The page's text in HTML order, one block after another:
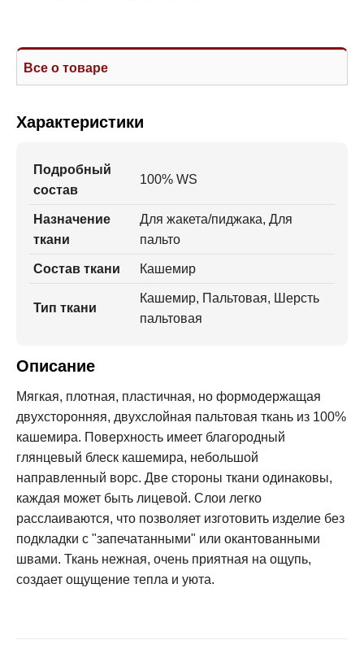
Все о товаре
Характеристики
Подробный
состав
100% WS
Назначение
ткани
Для жакета/пиджака, Для
пальто
Состав ткани Кашемир
Тип ткани
Кашемир, Пальтовая, Шерсть
пальтовая
Описание
Мягкая, плотная, пластичная, но формодержащая
двухсторонняя, двухслойная пальтовая ткань из 100%
кашемира. Поверхность имеет благородный
глянцевый блеск кашемира, небольшой
направленный ворс. Две стороны ткани одинаковы,
каждая может быть лицевой. Слои легко
расслаиваются, что позволяет изготовить изделие без
подкладки с "запечатанными" или окантованными
швами. Ткань нежная, очень приятная на ощупь,
создает ощущение тепла и уюта.